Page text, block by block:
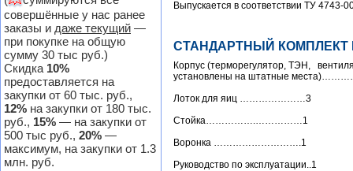
совершённые у нас ранее
заказы и даже текущий —
при покупке на общую
сумму 30 тыс руб.)
Скидка 10%
предоставляется на
закупки от 60 тыс. руб.,
12% на закупки от 180 тыс.
руб., 15% — на закупки от
500 тыс руб., 20% —
максимум, на закупки от 1.3
млн. руб.
Выпускается в соответствии ТУ 4743-
СТАНДАРТНЫЙ КОМПЛЕКТ
Корпус (терморегулятор, ТЭН,
установлены на штатные
Лоток для яиц …………………3
Стойка…………….……………1
Воронка ……………………….1
Руководство по эксплуатации..1